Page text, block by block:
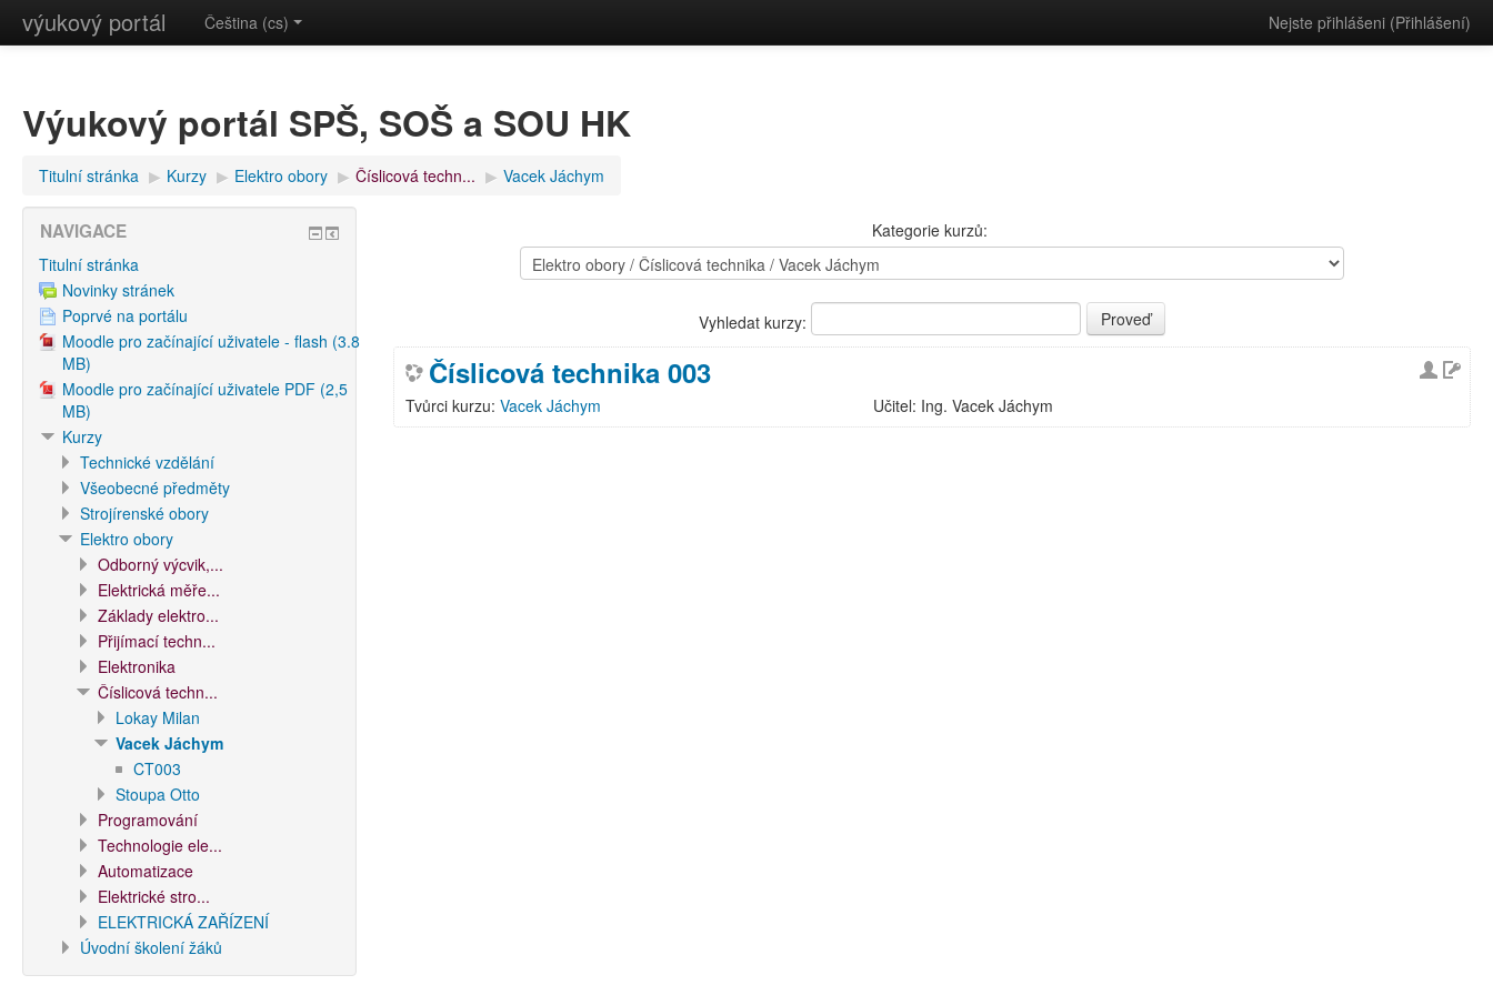
výukový portál Nejste přihlášeni (Přihlášení)
Čeština (cs)
Výukový portál SPŠ, SOŠ a SOU HK
Titulní stránka ▶︎ Kurzy ▶︎ Elektro obory ▶︎ Číslicová techn... ▶︎ Vacek Jáchym
Kategorie kurzů:
Vyhledat kurzy:
Číslicová technika 003
Učitel: Ing. Vacek Jáchym
Tvůrci kurzu:Vacek Jáchym
NAVIGACE
Titulní stránka
Novinky stránek
Poprvé na portálu
Moodle pro začínající uživatele - flash (3.8
MB)
Moodle pro začínající uživatele PDF (2,5
MB)
Kurzy
Technické vzdělání
Všeobecné předměty
Strojírenské obory
Elektro obory
Odborný výcvik,...
Elektrická měře...
Základy elektro...
Přijímací techn...
Elektronika
Číslicová techn...
Lokay Milan
Vacek Jáchym
CT003
Stoupa Otto
Programování
Technologie ele...
Automatizace
Elektrické stro...
ELEKTRICKÁ ZAŘÍZENÍ
Úvodní školení žáků